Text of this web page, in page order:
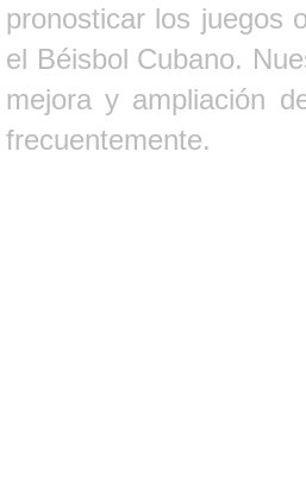
pronosticar los juegos
el Béisbol Cubano.
mejora y ampliación
frecuentemente.